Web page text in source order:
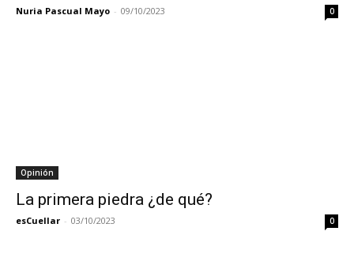
Nuria Pascual Mayo - 09/10/2023 0
Opinión
La primera piedra ¿de qué?
esCuellar - 03/10/2023 0